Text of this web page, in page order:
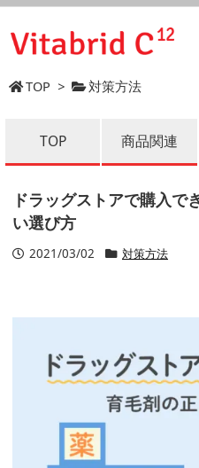
TOP > 対策方法
TOP 商品関連
ドラッグストアで購入で
い選び方
2021/03/02 対策方法